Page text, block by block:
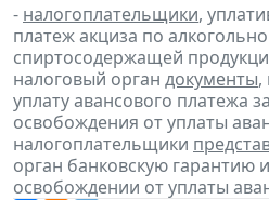
- налогоплательщики,
платеж акциза по
спиртосодержащей
налоговый орган документы,
уплату авансового платежа
освобождения от уплаты
налогоплательщики
орган банковскую гарантию и
освобождении от уплаты